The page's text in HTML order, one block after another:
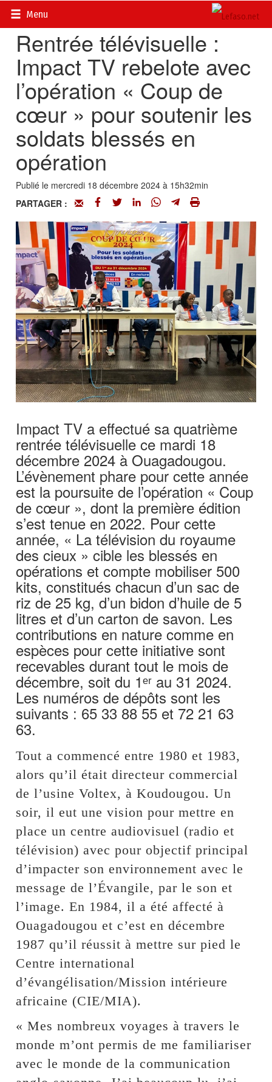
Menu
Accueil>
Rentrée télévisuelle :
Impact TV rebelote avec
l’opération « Coup de
cœur » pour soutenir les
soldats blessés en
opération
Publié le mercredi 18 décembre 2024 à 15h32min
PARTAGER :
Impact TV a effectué sa quatrième
rentrée télévisuelle ce mardi 18
décembre 2024 à Ouagadougou.
L’évènement phare pour cette année
est la poursuite de l’opération « Coup
de cœur », dont la première édition
s’est tenue en 2022. Pour cette
année, « La télévision du royaume
des cieux » cible les blessés en
opérations et compte mobiliser 500
kits, constitués chacun d’un sac de
riz de 25 kg, d’un bidon d’huile de 5
litres et d’un carton de savon. Les
contributions en nature comme en
espèces pour cette initiative sont
recevables durant tout le mois de
décembre, soit du 1ᵉʳ au 31 2024.
Les numéros de dépôts sont les
suivants : 65 33 88 55 et 72 21 63
63.
Tout a commencé entre 1980 et 1983,
alors qu’il était directeur commercial
de l’usine Voltex, à Koudougou. Un
soir, il eut une vision pour mettre en
place un centre audiovisuel (radio et
télévision) avec pour objectif principal
d’impacter son environnement avec le
message de l’Évangile, par le son et
l’image. En 1984, il a été affecté à
Ouagadougou et c’est en décembre
1987 qu’il réussit à mettre sur pied le
Centre international
d’évangélisation/Mission intérieure
africaine (CIE/MIA).
« Mes nombreux voyages à travers le
monde m’ont permis de me familiariser
avec le monde de la communication